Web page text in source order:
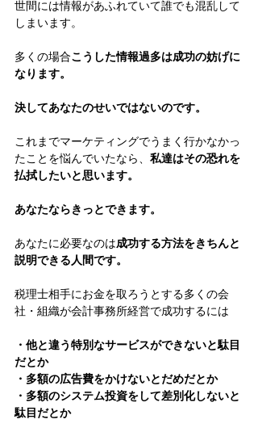
世間には情報があふれていて誰でも混乱して
しまいます。
多くの場合こうした情報過多は成功の妨げに
なります。
決してあなたのせいではないのです。
これまでマーケティングでうまく行かなかっ
たことを悩んでいたなら、 私達はその恐れを
払拭したいと思います。
あなたならきっとできます。
あなたに必要なのは成功する方法をきちんと
説明できる人間です。
税理士相手にお金を取ろうとする多くの会
社・組織が会計事務所経営で成功するには
・他と違う特別なサービスができないと駄目
だとか
・多額の広告費をかけないとだめだとか
・多額のシステム投資をして差別化しないと
駄目だとか